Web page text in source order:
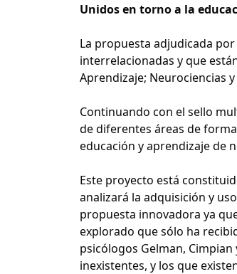
Unidos en torno a la
La propuesta adjudicada
interrelacionadas y que
Aprendizaje; Neurociencias
Continuando con el sello
de diferentes áreas de
educación y aprendizaje de
Este proyecto está
analizará la adquisición y
propuesta innovadora ya
explorado que sólo ha
psicólogos Gelman,
inexistentes, y los que